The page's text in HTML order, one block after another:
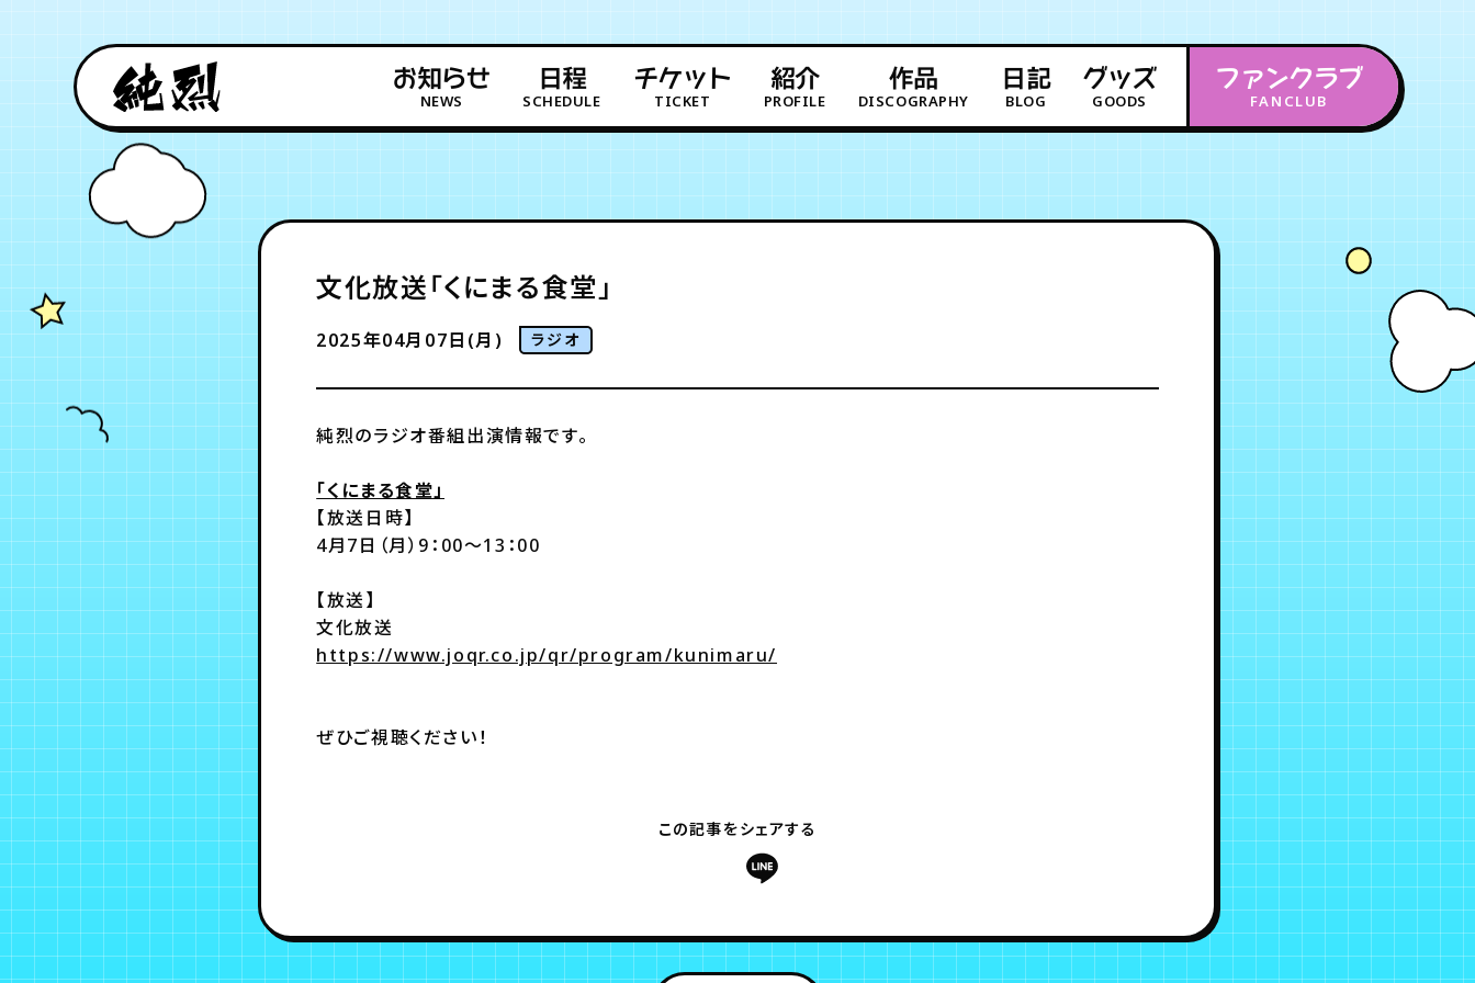
お知らせ
NEWS
日程
SCHEDULE
チケット
TICKET
紹介
PROFILE
作品
DISCOGRAPHY
日記
BLOG
グッズ
GOODS
ファンクラブ
FANCLUB
FC NEWS MOVIE
文化放送「くにまる食堂」
2025年04月07日(月) ラジオ
純烈のラジオ番組出演情報です。
「くにまる食堂」
【放送日時】
4月7日（月）9：00～13：00
【放送】
文化放送
https://www.joqr.co.jp/qr/program/kunimaru/
ぜひご視聴ください！
この記事をシェアする